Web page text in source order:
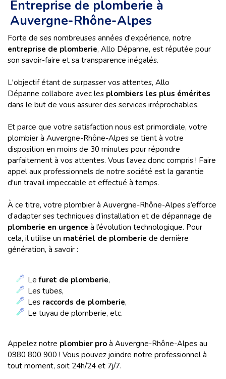
Entreprise de plomberie à
Auvergne-Rhône-Alpes
Forte de ses nombreuses années d'expérience, notre
entreprise de plomberie, Allo Dépanne, est réputée pour
son savoir-faire et sa transparence inégalés.
L'objectif étant de surpasser vos attentes, Allo
Dépanne collabore avec les plombiers les plus émérites
dans le but de vous assurer des services irréprochables.
Et parce que votre satisfaction nous est primordiale, votre
plombier à Auvergne-Rhône-Alpes se tient à votre
disposition en moins de 30 minutes pour répondre
parfaitement à vos attentes. Vous l’avez donc compris ! Faire
appel aux professionnels de notre société est la garantie
d'un travail impeccable et effectué à temps.
À ce titre, votre plombier à Auvergne-Rhône-Alpes s’efforce
d’adapter ses techniques d’installation et de dépannage de
plomberie en urgence à l’évolution technologique. Pour
cela, il utilise un matériel de plomberie de dernière
génération, à savoir :
Lefuret de plomberie,
Les tubes,
Les raccords de plomberie,
Le tuyau de plomberie, etc.
Appelez notre plombier pro à Auvergne-Rhône-Alpes au
0980 800 900 ! Vous pouvez joindre notre professionnel à
tout moment, soit 24h/24 et 7j/7.